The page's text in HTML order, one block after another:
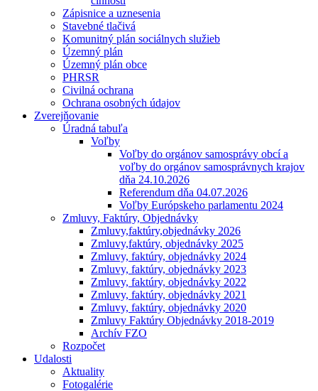
Zápisnice a uznesenia
Stavebné tlačivá
Komunitný plán sociálnych služieb
Územný plán
Územný plán obce
PHRSR
Civilná ochrana
Ochrana osobných údajov
Zverejňovanie
Úradná tabuľa
Voľby
Voľby do orgánov samosprávy obcí a
voľby do orgánov samosprávnych krajov
dňa 24.10.2026
Referendum dňa 04.07.2026
Voľby Európskeho parlamentu 2024
Zmluvy, Faktúry, Objednávky
Zmluvy,faktúry,objednávky 2026
Zmluvy,faktúry, objednávky 2025
Zmluvy, faktúry, objednávky 2024
Zmluvy, faktúry, objednávky 2023
Zmluvy, faktúry, objednávky 2022
Zmluvy, faktúry, objednávky 2021
Zmluvy, faktúry, objednávky 2020
Zmluvy Faktúry Objednávky 2018-2019
Archív FZO
Rozpočet
Udalosti
Aktuality
Fotogalérie